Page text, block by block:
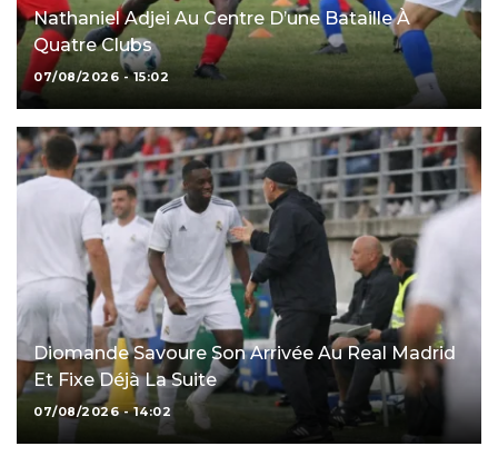
Nathaniel Adjei Au Centre D’une Bataille À
Quatre Clubs
07/08/2026 - 15:02
Diomande Savoure Son Arrivée Au Real Madrid
Et Fixe Déjà La Suite
07/08/2026 - 14:02